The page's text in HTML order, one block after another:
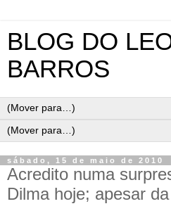
BLOG DO
BARROS
sábado, 15 de maio de 2010
Acredito numa
Dilma hoje; apesar